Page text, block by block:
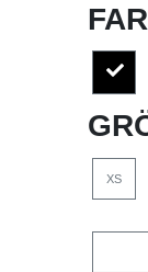
XS